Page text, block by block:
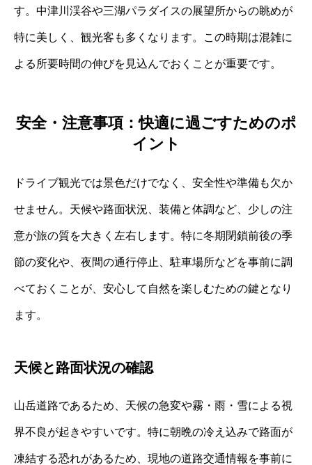
す。中津川渓谷や三湖パラダイスの展望所からの眺めが
特に美しく、観光客も多くなります。この時期は混雑に
よる所要時間の伸びを見込んでおくことが重要です。
安全・注意事項：快適に過ごすためのポ
イント
ドライブ観光では景色だけでなく、安全性や準備も欠か
せません。天候や路面状況、装備と体調など、少しの注
意が旅の質を大きく左右します。特に冬期閉鎖前後の季
節の変化や、夜間の通行停止、駐車場所などを事前に調
べておくことが、安心して自然を楽しむための鍵となり
ます。
天候と路面状況の確認
山岳道路であるため、天候の急変や霧・雨・雪による視
界不良が起きやすいです。特に朝晩の冷え込みで路面が
凍結する恐れがあるため、現地の道路交通情報を事前に